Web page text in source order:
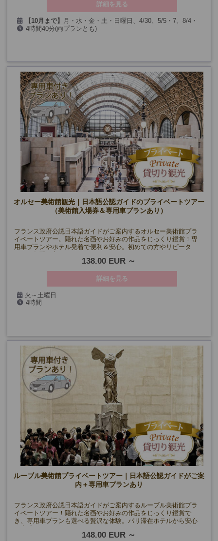
詳細を見る
【10月まで】
月・水・金・土・日曜日、4/30、5/5・7、8/4・
6・11・13・18・20・25・27、9/22・24
【2月～3月】毎日
(2・3月の第一日曜、12/25、1/1、3/30を除く)
4時間40分(両プランとも)
オルセー美術館観光｜日本語公認ガイドのプライベートツアー
（美術館入場券＆専用車プランあり）
フランス政府公認日本語ガイドがご案内するオルセー美術館プラ
イベートツアー。隠れた名画やお好みの作品をじっくり鑑賞！専
用車プランやホテル発着で便利＆安心。初めての方やリピータ
138.00 EUR
詳細を見る
火～土曜日
(5/1・8・14、7/14、8/15、9/19、11/11、12/24・25・31、1/1を
4時間
ルーブル美術館プライベートツアー｜日本語公認ガイドがご案
内＋専用車プランあり
フランス政府公認日本語ガイドがご案内するルーブル美術館プラ
イベートツアー！隠れた名画やお好みの作品をじっくり鑑賞で
き、専用車プランも選べる贅沢な体験。パリ滞在ホテルから安心
148.00 EUR